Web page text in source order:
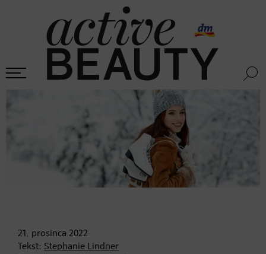
21. prosinca 2022
Tekst: Stephanie Lindner